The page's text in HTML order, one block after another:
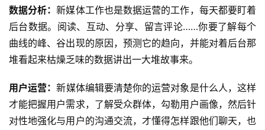
数据分析：新媒体工作也是数据运营的工作，每天都要盯着
后台数据。阅读、互动、分享、留言评论……你要了解每个
曲线的峰、谷出现的原因，预测它的趋向，并能对着后台那
堆看起来枯燥乏味的数据讲出一大堆故事来。
用户运营：新媒体编辑要清楚你的运营对象是什么人，这样
才能把握用户需求，了解受众群体，勾勒用户画像，然后针
对性地强化与用户的沟通交流，才懂得怎样跟他们聊天，也